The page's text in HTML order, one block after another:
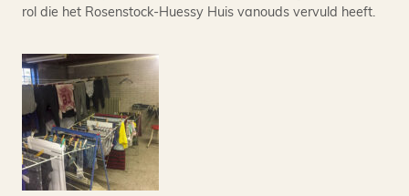
rol die het Rosenstock-Huessy Huis vanouds vervuld heeft.